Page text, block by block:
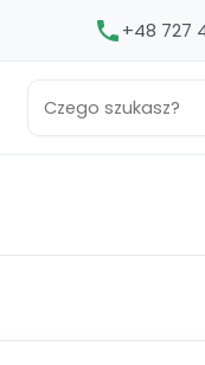
+48 727